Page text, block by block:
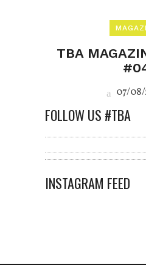
TBA
07/
FOLLOW US #TBA
INSTAGRAM FEED